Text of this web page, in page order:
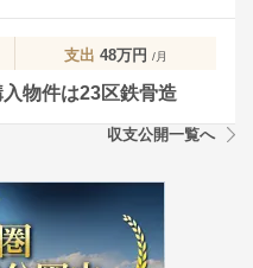
支出 48万円 /月
物件は23区鉄骨造
収支公開一覧へ